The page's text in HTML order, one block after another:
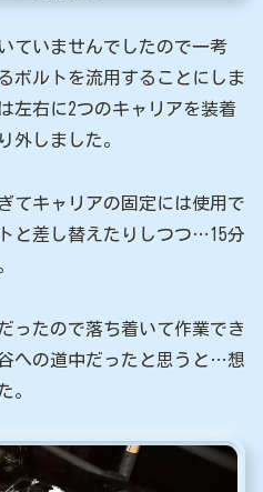
ていませんでしたので一考
ボルトを流用することにしま
左右に2つのキャリアを装着
外しました。
てキャリアの固定には使用で
と差し替えたりしつつ…15分
ったので落ち着いて作業でき
への道中だったと思うと…想
。